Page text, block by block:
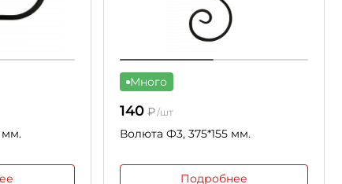
мм.
Много
140₽/шт
Волюта Ф3, 375*155 мм.
Подробнее